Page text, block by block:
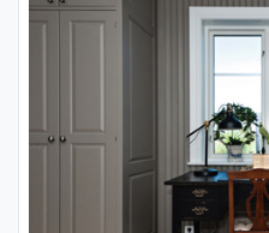
undertill. Köksön har en stor